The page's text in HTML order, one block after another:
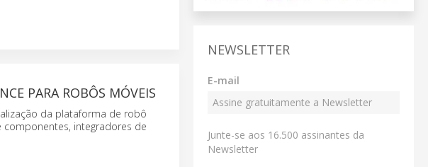
PARA ROBÔS MÓVEIS
da plataforma de robô
integradores de
NEWSLETTER
E-mail
Junte-se aos 16.500 assinantes da
Newsletter